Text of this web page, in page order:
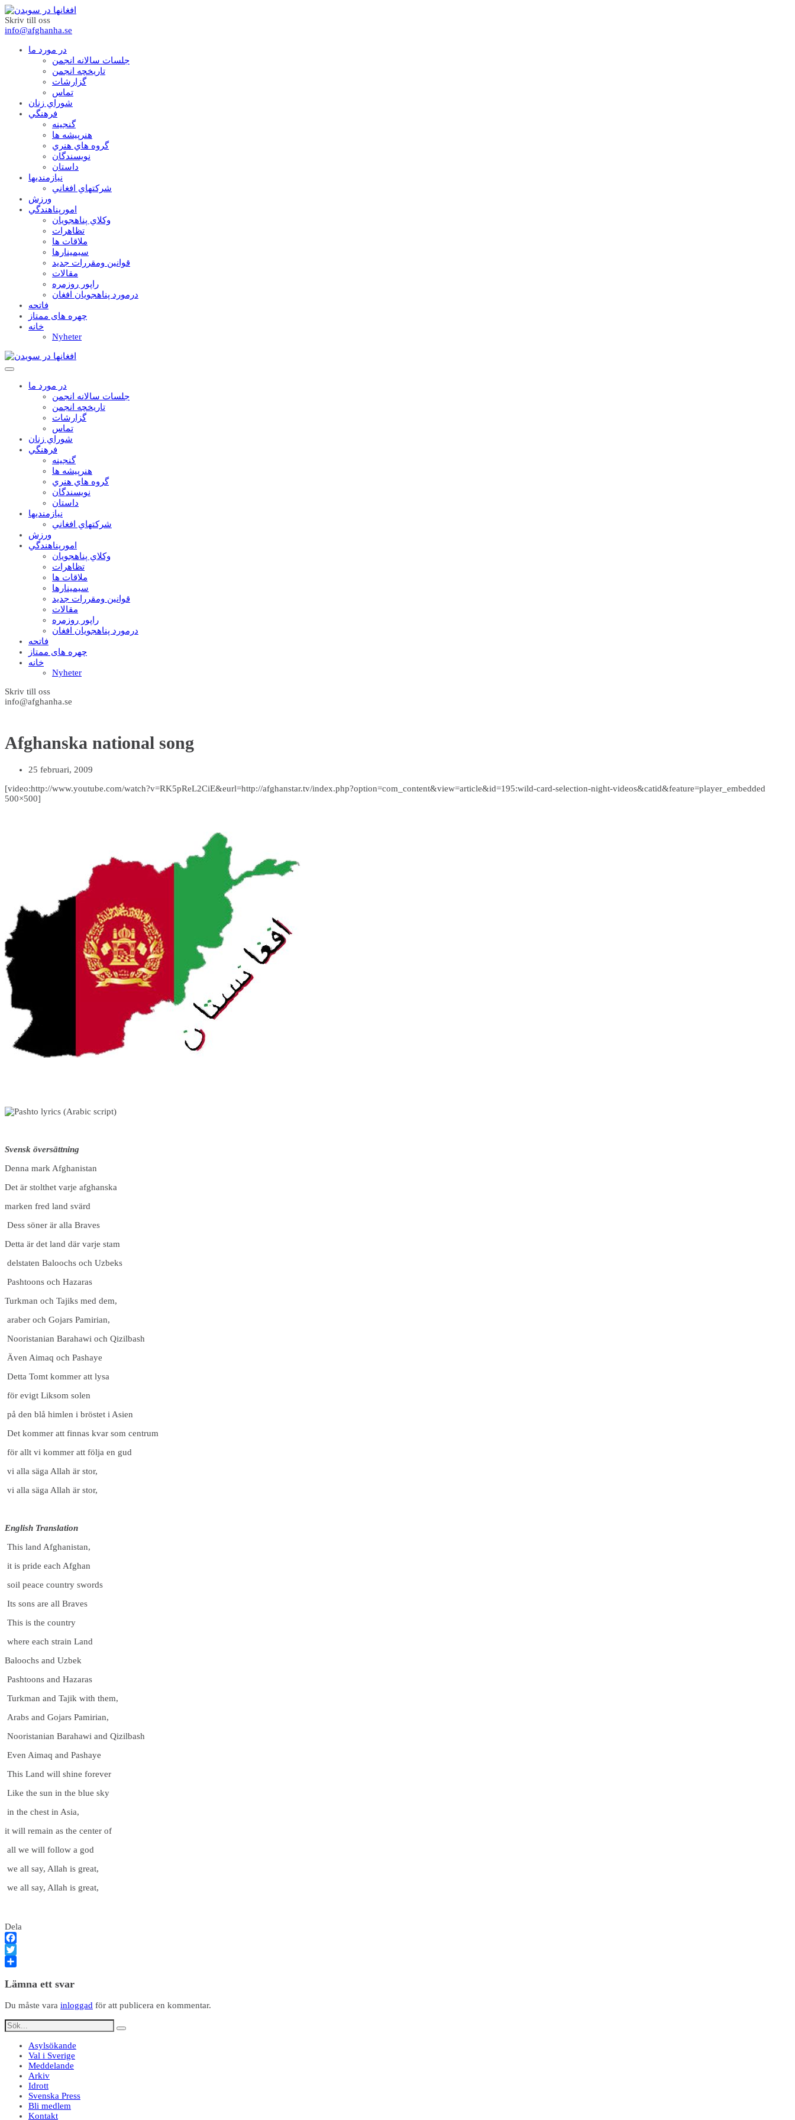
Skriv till oss
info@afghanha.se
در مورد ما
جلسات سالانه انجمن
تاریخچه انجمن
گزارشات
تماس
شوراي زنان
فرهنگي
گنجينه
هنرپيشه ها
گروه هاي هنري
نويسندگان
داستان
نيازمنديها
شرکتهاي افغاني
ورزش
امورپناهندگي
وکلاي پناهجويان
تظاهرات
ملاقات ها
سيمينارها
قوانين ومقررات جديد
مقالات
راپور روزمره
درمورد پناهجويان افغان
فاتحه
چهره های ممتاز
خانه
Nyheter
در مورد ما
جلسات سالانه انجمن
تاریخچه انجمن
گزارشات
تماس
شوراي زنان
فرهنگي
گنجينه
هنرپيشه ها
گروه هاي هنري
نويسندگان
داستان
نيازمنديها
شرکتهاي افغاني
ورزش
امورپناهندگي
وکلاي پناهجويان
تظاهرات
ملاقات ها
سيمينارها
قوانين ومقررات جديد
مقالات
راپور روزمره
درمورد پناهجويان افغان
فاتحه
چهره های ممتاز
خانه
Nyheter
Skriv till oss
info@afghanha.se
Afghanska national song
25 februari, 2009
[video:http://www.youtube.com/watch?v=RK5pReL2CiE&eurl=http://afghanstar.tv/index.php?option=com_content&view=article&id=195:wild-card-selection-night-videos&catid&feature=player_embedded
500×500]
Svensk översättning
Denna mark Afghanistan
Det är stolthet varje afghanska
marken fred land svärd
Dess söner är alla Braves
Detta är det land där varje stam
delstaten Baloochs och Uzbeks
Pashtoons och Hazaras
Turkman och Tajiks med dem,
araber och Gojars Pamirian,
Nooristanian Barahawi och Qizilbash
Även Aimaq och Pashaye
Detta Tomt kommer att lysa
för evigt Liksom solen
på den blå himlen i bröstet i Asien
Det kommer att finnas kvar som centrum
för allt vi kommer att följa en gud
vi alla säga Allah är stor,
vi alla säga Allah är stor,
English Translation
This land Afghanistan,
it is pride each Afghan
soil peace country swords
Its sons are all Braves
This is the country
where each strain Land
Baloochs and Uzbek
Pashtoons and Hazaras
Turkman and Tajik with them,
Arabs and Gojars Pamirian,
Nooristanian Barahawi and Qizilbash
Even Aimaq and Pashaye
This Land will shine forever
Like the sun in the blue sky
in the chest in Asia,
it will remain as the center of
all we will follow a god
we all say, Allah is great,
we all say, Allah is great,
Dela
Facebook
Twitter
Lämna ett svar
Du måste vara inloggad för att publicera en kommentar.
Asylsökande
Val i Sverige
Meddelande
Arkiv
Idrott
Svenska Press
Bli medlem
Kontakt